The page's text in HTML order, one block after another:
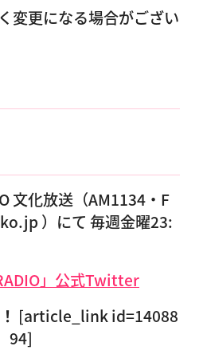
変更になる場合がござい
文化放送（AM1134・F
）にて 毎週金曜23:
」公式Twitter
[article_link id=14088
94]